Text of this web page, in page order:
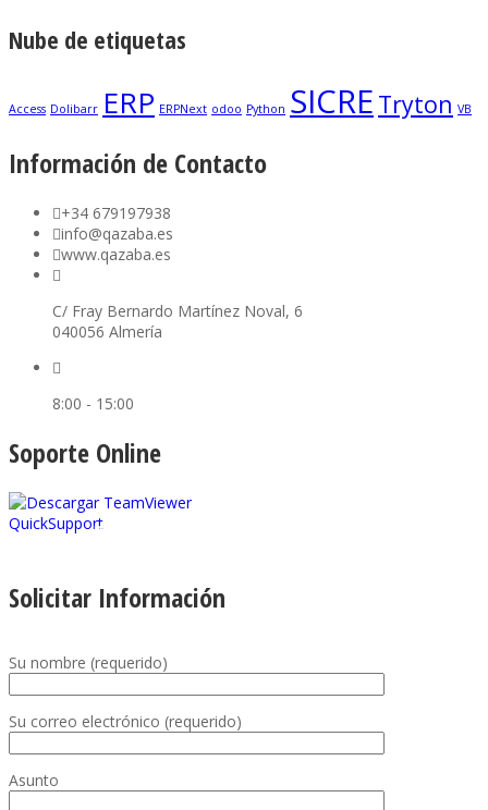
Nube de etiquetas
Access Dolibarr ERP ERPNext odoo Python SICRE Tryton VB
Información de Contacto
+34 679197938
info@qazaba.es
www.qazaba.es
C/ Fray Bernardo Martínez Noval, 6
040056 Almería
8:00 - 15:00
Soporte Online
Descargar TeamViewer
Solicitar Información
Su nombre (requerido)
Su correo electrónico (requerido)
Asunto